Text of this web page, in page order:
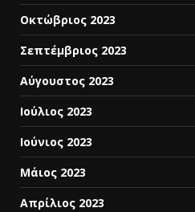
Οκτώβριος 2023
Σεπτέμβριος 2023
Αύγουστος 2023
Ιούλιος 2023
Ιούνιος 2023
Μάιος 2023
Απρίλιος 2023